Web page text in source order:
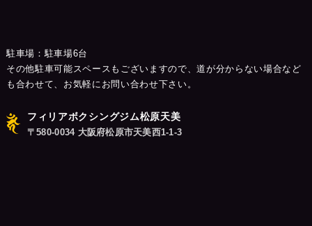
駐車場：駐車場6台
その他駐車可能スペースもございますので、道が分からない場合など
も合わせて、お気軽にお問い合わせ下さい。
フィリアボクシングジム松原天美
〒580-0034 大阪府松原市天美西1-1-3